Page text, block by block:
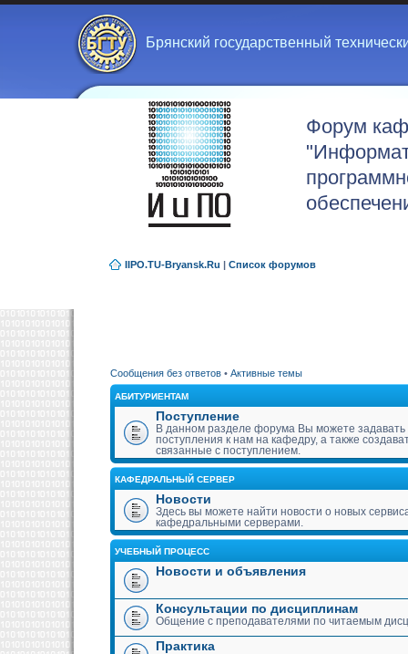
Брянский государственный
Форум
IIPO.TU-Bryansk.Ru | Список форумов
Сообщения без ответов • Активные темы
АБИТУРИЕНТАМ
Поступление
В данном разделе форума Вы можете
поступления к нам на кафедру, а также
связанные с поступлением.
КАФЕДРАЛЬНЫЙ СЕРВЕР
Новости
Здесь вы можете найти новости о новых
кафедральными серверами.
УЧЕБНЫЙ ПРОЦЕСС
Новости и объявления
Консультации по дисциплинам
Общение с преподавателями по читаемым
Практика